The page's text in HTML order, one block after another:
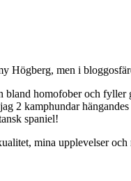
men i
bland homofober och
2 kamphundar
spaniel!
mina upplevelser